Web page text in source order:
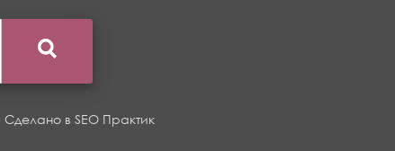
Сделано в SEO Практик